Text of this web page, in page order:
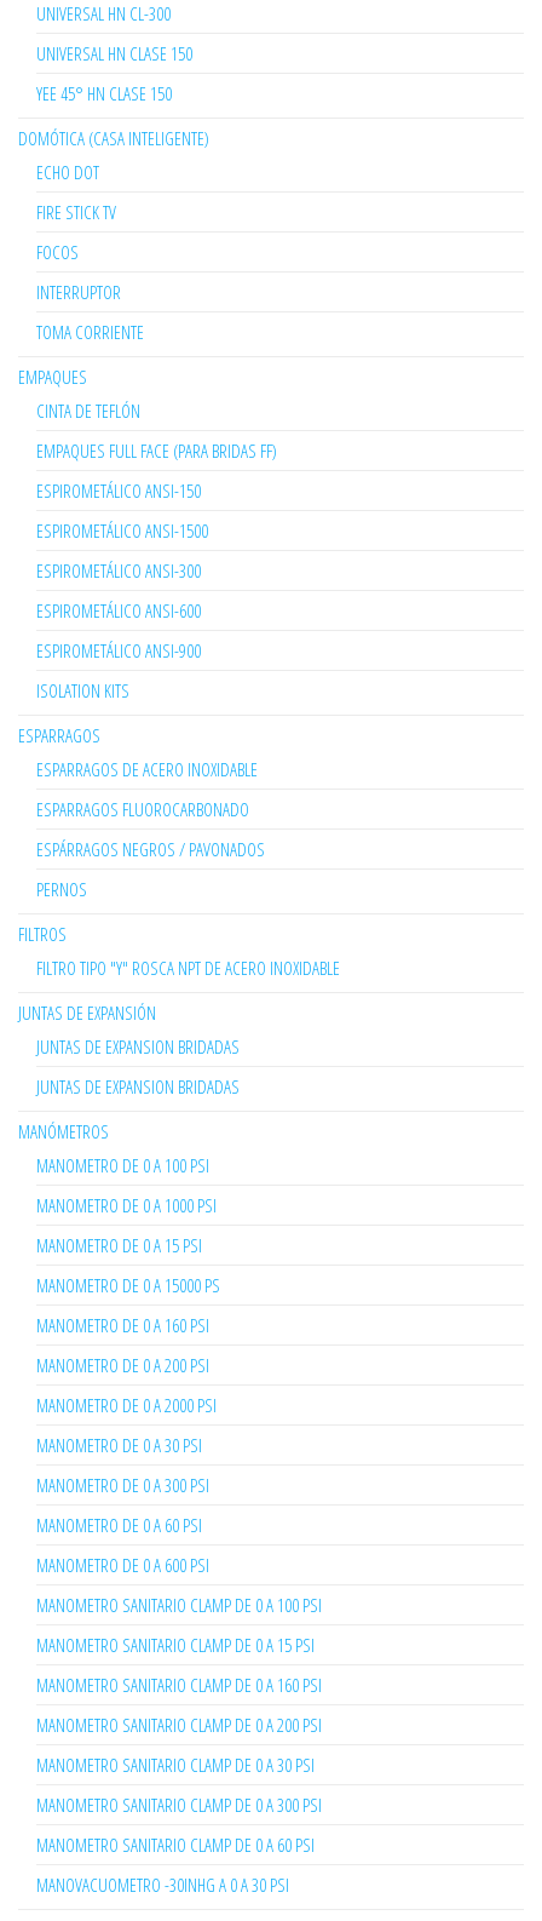
UNIVERSAL HN CL-300
UNIVERSAL HN CLASE 150
YEE 45° HN CLASE 150
DOMÓTICA (CASA INTELIGENTE)
ECHO DOT
FIRE STICK TV
FOCOS
INTERRUPTOR
TOMA CORRIENTE
EMPAQUES
CINTA DE TEFLÓN
EMPAQUES FULL FACE (PARA BRIDAS FF)
ESPIROMETÁLICO ANSI-150
ESPIROMETÁLICO ANSI-1500
ESPIROMETÁLICO ANSI-300
ESPIROMETÁLICO ANSI-600
ESPIROMETÁLICO ANSI-900
ISOLATION KITS
ESPARRAGOS
ESPARRAGOS DE ACERO INOXIDABLE
ESPARRAGOS FLUOROCARBONADO
ESPÁRRAGOS NEGROS / PAVONADOS
PERNOS
FILTROS
FILTRO TIPO "Y" ROSCA NPT DE ACERO INOXIDABLE
JUNTAS DE EXPANSIÓN
JUNTAS DE EXPANSION BRIDADAS
JUNTAS DE EXPANSION BRIDADAS
MANÓMETROS
MANOMETRO DE 0 A 100 PSI
MANOMETRO DE 0 A 1000 PSI
MANOMETRO DE 0 A 15 PSI
MANOMETRO DE 0 A 15000 PS
MANOMETRO DE 0 A 160 PSI
MANOMETRO DE 0 A 200 PSI
MANOMETRO DE 0 A 2000 PSI
MANOMETRO DE 0 A 30 PSI
MANOMETRO DE 0 A 300 PSI
MANOMETRO DE 0 A 60 PSI
MANOMETRO DE 0 A 600 PSI
MANOMETRO SANITARIO CLAMP DE 0 A 100 PSI
MANOMETRO SANITARIO CLAMP DE 0 A 15 PSI
MANOMETRO SANITARIO CLAMP DE 0 A 160 PSI
MANOMETRO SANITARIO CLAMP DE 0 A 200 PSI
MANOMETRO SANITARIO CLAMP DE 0 A 30 PSI
MANOMETRO SANITARIO CLAMP DE 0 A 300 PSI
MANOMETRO SANITARIO CLAMP DE 0 A 60 PSI
MANOVACUOMETRO -30INHG A 0 A 30 PSI